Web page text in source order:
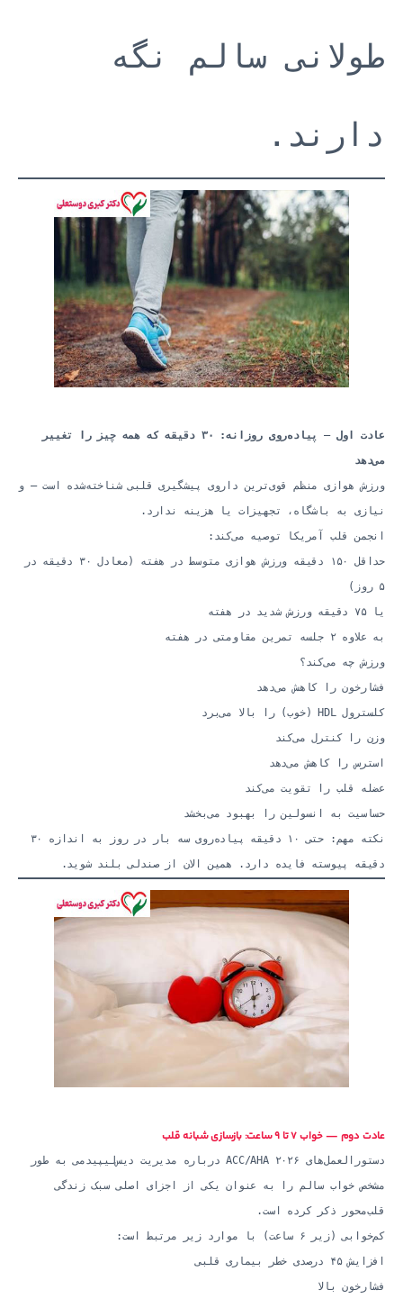
طولانی سالم نگه
دارند.
عادت اول — پیاده‌روی روزانه: ۳۰ دقیقه که همه چیز را تغییر
می‌دهد
ورزش هوازی منظم قوی‌ترین داروی پیشگیری قلبی شناخته‌شده است — و
نیازی به باشگاه، تجهیزات یا هزینه ندارد.
انجمن قلب آمریکا توصیه می‌کند:
حداقل ۱۵۰ دقیقه ورزش هوازی متوسط در هفته (معادل ۳۰ دقیقه در
۵ روز)
یا ۷۵ دقیقه ورزش شدید در هفته
به علاوه ۲ جلسه تمرین مقاومتی در هفته
ورزش چه می‌کند؟
فشارخون را کاهش می‌دهد
کلسترول HDL (خوب) را بالا می‌برد
وزن را کنترل می‌کند
استرس را کاهش می‌دهد
عضله قلب را تقویت می‌کند
حساسیت به انسولین را بهبود می‌بخشد
نکته مهم: حتی ۱۰ دقیقه پیاده‌روی سه بار در روز به اندازه ۳۰
دقیقه پیوسته فایده دارد. همین الان از صندلی بلند شوید.
عادت دوم — خواب ۷ تا ۹ ساعت: بازسازی شبانه قلب
دستورالعمل‌های ۲۰۲۶ ACC/AHA درباره مدیریت دیس‌لیپیدمی به طور
مشخص خواب سالم را به عنوان یکی از اجزای اصلی سبک زندگی
قلب‌محور ذکر کرده است.
کم‌خوابی (زیر ۶ ساعت) با موارد زیر مرتبط است:
افزایش ۴۵ درصدی خطر بیماری قلبی
فشارخون بالا